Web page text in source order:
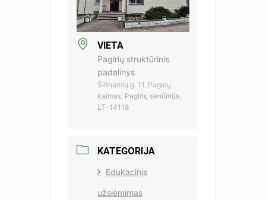
VIETA
Pagirių struktūrinis
padalinys
Šiltnamių g. 11, Pagirių
kaimas, Pagirių seniūnija,
LT–14118
KATEGORIJA
Edukacinis
užsiėmimas